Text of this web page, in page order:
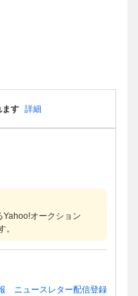
ます 詳細
オークション
。
ニュースレター配信登録